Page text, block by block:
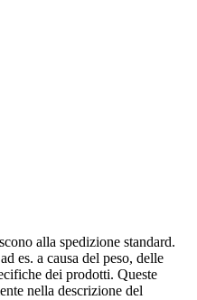
alla spedizione standard.
es. a causa del peso, delle
dei prodotti. Queste
nella descrizione del